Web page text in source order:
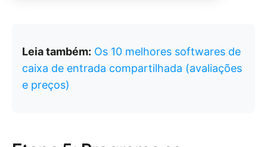
Leia também: Os 10 melhores softwares de
caixa de entrada compartilhada (avaliações
e preços)